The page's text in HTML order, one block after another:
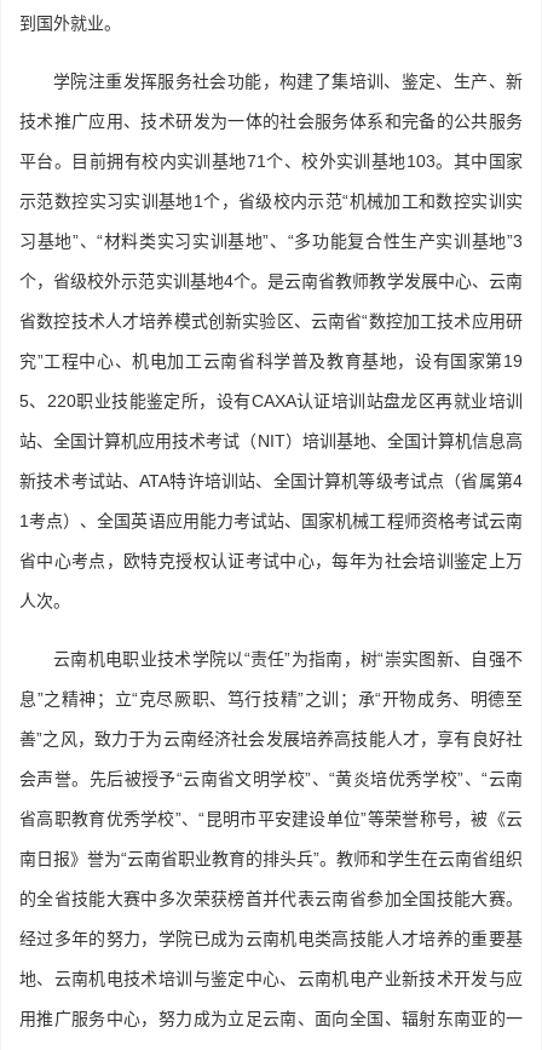
到国外就业。
学院注重发挥服务社会功能，构建了集培训、鉴定、生产、新
技术推广应用、技术研发为一体的社会服务体系和完备的公共服务
平台。目前拥有校内实训基地71个、校外实训基地103。其中国家
示范数控实习实训基地1个，省级校内示范“机械加工和数控实训实
习基地”、“材料类实习实训基地”、“多功能复合性生产实训基地”3
个，省级校外示范实训基地4个。是云南省教师教学发展中心、云南
省数控技术人才培养模式创新实验区、云南省“数控加工技术应用研
究”工程中心、机电加工云南省科学普及教育基地，设有国家第19
5、220职业技能鉴定所，设有CAXA认证培训站盘龙区再就业培训
站、全国计算机应用技术考试（NIT）培训基地、全国计算机信息高
新技术考试站、ATA特许培训站、全国计算机等级考试点（省属第4
1考点）、全国英语应用能力考试站、国家机械工程师资格考试云南
省中心考点，欧特克授权认证考试中心，每年为社会培训鉴定上万
人次。
云南机电职业技术学院以“责任”为指南，树“崇实图新、自强不
息”之精神；立“克尽厥职、笃行技精”之训；承“开物成务、明德至
善”之风，致力于为云南经济社会发展培养高技能人才，享有良好社
会声誉。先后被授予“云南省文明学校”、“黄炎培优秀学校”、“云南
省高职教育优秀学校”、“昆明市平安建设单位”等荣誉称号，被《云
南日报》誉为“云南省职业教育的排头兵”。教师和学生在云南省组织
的全省技能大赛中多次荣获榜首并代表云南省参加全国技能大赛。
经过多年的努力，学院已成为云南机电类高技能人才培养的重要基
地、云南机电技术培训与鉴定中心、云南机电产业新技术开发与应
用推广服务中心，努力成为立足云南、面向全国、辐射东南亚的一